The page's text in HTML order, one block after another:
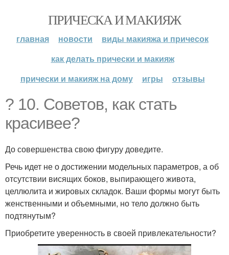
ПРИЧЕСКА И МАКИЯЖ
главная новости
виды макияжа и причесок
как делать прически и макияж
прически и макияж на дому
игры отзывы
? 10. Советов, как стать
красивее?
До совершенства свою фигуру доведите.
Речь идет не о достижении модельных параметров, а об
отсутствии висящих боков, выпирающего живота,
целлюлита и жировых складок. Ваши формы могут быть
женственными и объемными, но тело должно быть
подтянутым?
Приобретите уверенность в своей привлекательности?